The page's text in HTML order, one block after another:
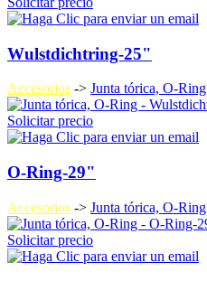
Wulstdichtring-25"
Accesorios -> Junta tórica, O-Ring
Solicitar precio
O-Ring-29"
Accesorios -> Junta tórica, O-Ring
Solicitar precio